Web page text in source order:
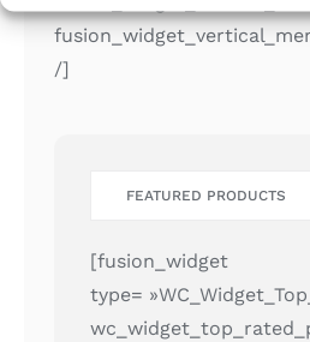
/]
FEATURED PRODUCTS
[fusion_widget
type=